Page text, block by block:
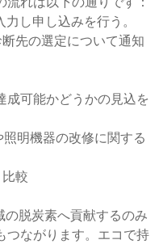
し申し込みを行う。
先の選定について通知
成可能かどうかの見込を
明機器の改修に関する
較
脱炭素へ貢献するのみ
つながります。エコで持